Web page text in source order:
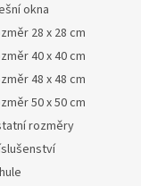
okna
28 x 28 cm
40 x 40 cm
48 x 48 cm
50 x 50 cm
rozměry